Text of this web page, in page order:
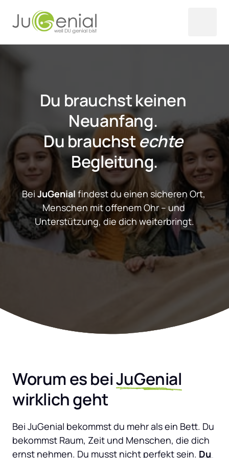
Du brauchst keinen
Neuanfang.
Du brauchst echte
Begleitung.
Bei JuGenial findest du einen sicheren Ort,
Menschen mit offenem Ohr – und
Unterstützung, die dich weiterbringt.
Worum es bei JuGenial
wirklich geht
Bei JuGenial bekommst du mehr als ein Bett. Du
bekommst Raum, Zeit und Menschen, die dich
ernst nehmen. Du musst nicht perfekt sein. Du